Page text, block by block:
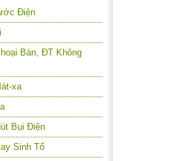
Điện
Bàn, ĐT Không
xa
Bụi Điện
Sinh Tố